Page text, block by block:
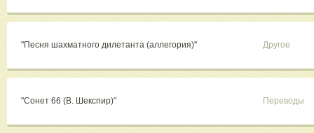
"Песня шахматного дилетанта (аллегория)" Другое
"Сонет 66 (В. Шекспир)" Переводы